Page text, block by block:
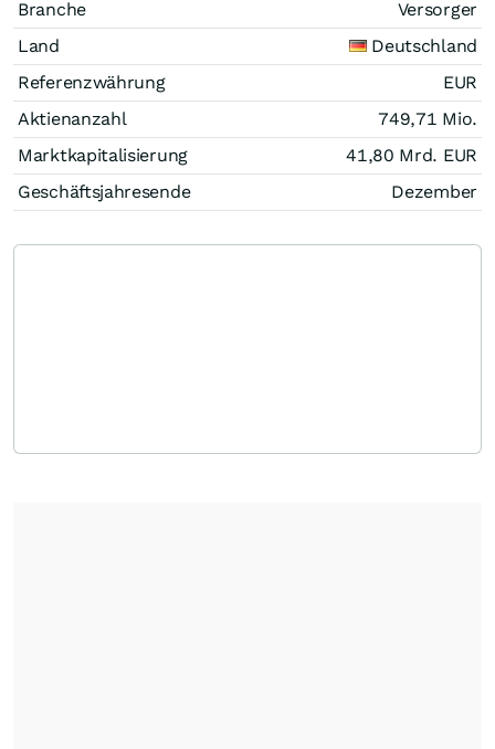
Branche
Versorger
Land
Deutschland
Referenzwährung
EUR
Aktienanzahl
749,71 Mio.
Marktkapitalisierung
41,80 Mrd. EUR
Geschäftsjahresende
Dezember